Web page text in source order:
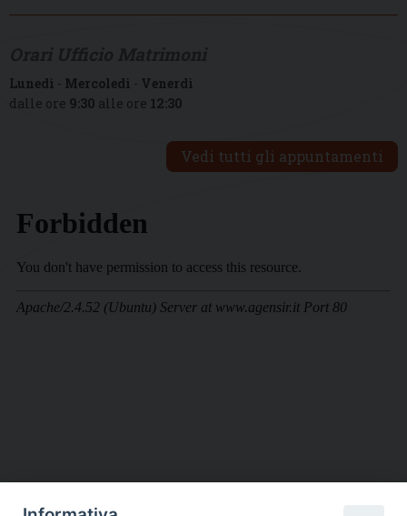
Lunedì - Mercoledì - Venerdì
dalle ore 9:30 alle ore 12:30
Vedi tutti gli appuntamenti